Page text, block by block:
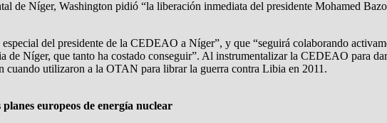
de Níger, Washington pidió “la liberación inmediata del presidente Mohamed
del presidente de la CEDEAO a Níger”, y que “seguirá colaborando
de Níger, que tanto ha costado conseguir”. Al instrumentalizar la CEDEAO para
cuando utilizaron a la OTAN para librar la guerra contra Libia en 2011.
europeos de energía nuclear